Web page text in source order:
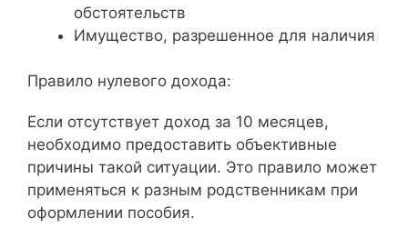
обстоятельств
Имущество, разрешенное для наличия
Правило нулевого дохода:
Если отсутствует доход за 10 месяцев,
необходимо предоставить объективные
причины такой ситуации. Это правило может
применяться к разным родственникам при
оформлении пособия.